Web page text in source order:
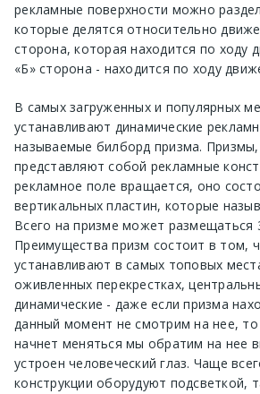
рекламные поверхности можно
которые делятся относительно
сторона, которая находится по ходу
«Б» сторона - находится по ходу
В самых загруженных и популярных
устанавливают динамические
называемые билборд призма.
представляют собой рекламные
рекламное поле вращается, оно
вертикальных пластин, которые
Всего на призме может размещаться
Преимущества призм состоит в том,
устанавливают в самых топовых
оживленных перекрестках,
динамические - даже если призма
данный момент не смотрим на нее,
начнет меняться мы обратим на нее
устроен человеческий глаз. Чаще
конструкции оборудуют подсветкой,